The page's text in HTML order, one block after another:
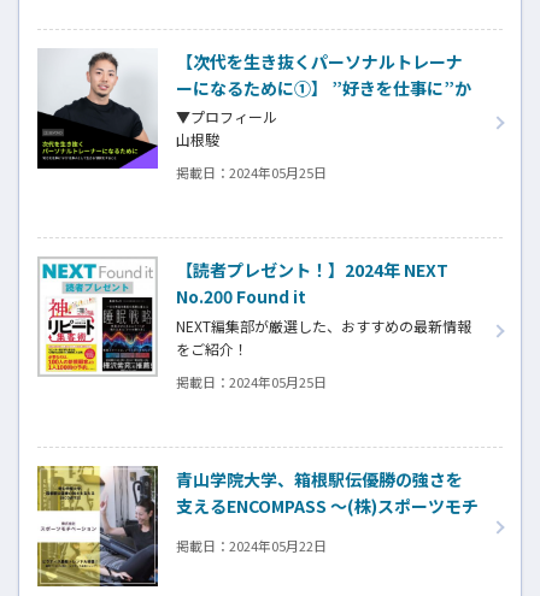
ビクス講師を246名輩出。
【次代を生き抜くパーソナルトレーナ
ーになるために①】 ”好きを仕事に”か
ら”仕事人として生きる”選択をするこ
と NEXT2024年5月25日号
▼プロフィール
山根駿
山梨県南アルプス市出身
株式会社Wellnect代表取締役
育成
掲載日： 2024年05月25日
【読者プレゼント！】2024年 NEXT
No.200 Found it
NEXT編集部が厳選した、おすすめの最新情報
をご紹介！
応募方法はページの一番下をご覧ください。
掲載日： 2024年05月25日
青山学院大学、箱根駅伝優勝の強さを
支えるENCOMPASS ～(株)スポーツモチ
掲載日： 2024年05月22日